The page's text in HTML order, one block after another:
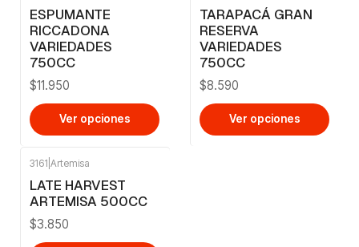
ESPUMANTE
RICCADONA
VARIEDADES
750CC
$11.950
Ver opciones
TARAPACÁ GRAN
RESERVA
VARIEDADES
750CC
$8.590
Ver opciones
3161 Artemisa
LATE HARVEST
ARTEMISA 500CC
$3.850